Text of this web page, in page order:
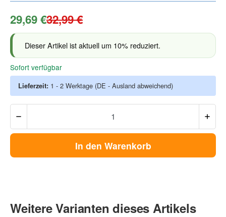
29,69 €32,99 €
Dieser Artikel ist aktuell um 10% reduziert.
Sofort verfügbar
Lieferzeit: 1 - 2 Werktage (DE - Ausland abweichend)
In den Warenkorb
Weitere Varianten dieses Artikels